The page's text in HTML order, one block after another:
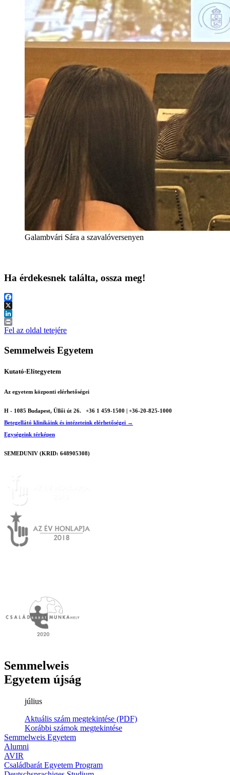
Galambvári Sára a szavalóversenyen
Ha érdekesnek találta, ossza meg!
Facebook
X
LinkedIn
Print
Fel az oldal tetejére
Semmelweis Egyetem
Kutató-Elitegyetem
Az egyetem központi elérhetőségei
H - 1085 Budapest, Üllői út 26.
+36 1 459-1500 | +36-20-825-1000
Betegellátó klinikáink és intézeteink elérhetőségei →
Egységeink térképen
SEMEDUNIV (KRID: 648905308)
Semmelweis
Egyetem újság
július
Aktuális szám megtekintése (PDF)
Korábbi számok megtekintése
Semmelweis Egyetem
Alumni
AVIR
Családbarát Egyetem Program